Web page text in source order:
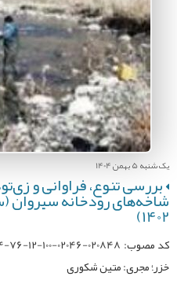
یک شنبه 5 بهمن 1404
بررسی تنوع، فراوانی و
1402)
خزر؛ مجری: متین شکوری